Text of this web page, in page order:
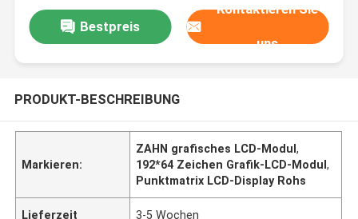
Bestpreis
Kontaktieren Sie
uns
PRODUKT-BESCHREIBUNG
Markieren:
ZAHN grafisches LCD-Modul,
192*64 Zeichen Grafik-LCD-Modul,
Punktmatrix LCD-Display Rohs
Lieferzeit 3-5 Wochen